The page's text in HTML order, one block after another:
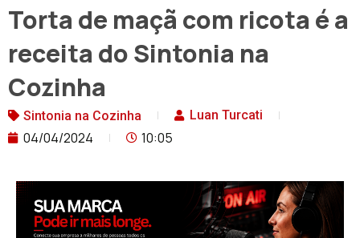
Torta de maçã com ricota é a
receita do Sintonia na
Cozinha
Sintonia na Cozinha Luan Turcati
04/04/2024 10:05